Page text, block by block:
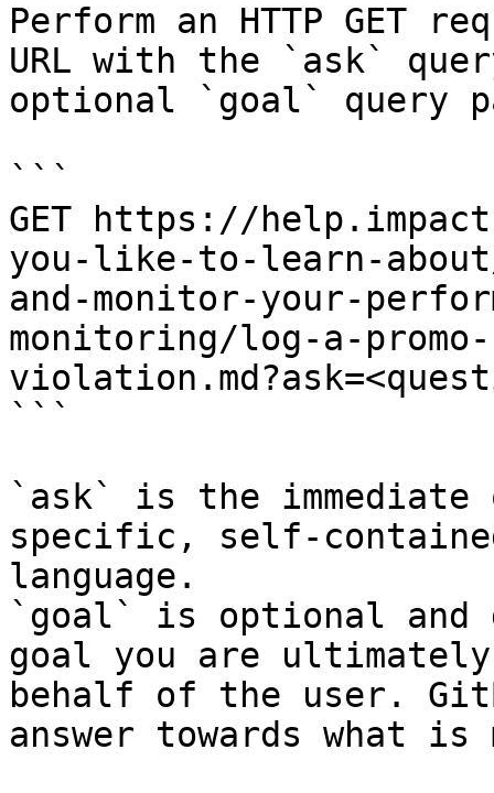
Perform an HTTP GET
URL with the `ask`
optional `goal` query
```
GET https://
you-like-to-learn-
and-monitor-your-
monitoring/log-a-
```
`ask` is the
specific, self-
language.
`goal` is optional and
goal you are
behalf of the user.
answer towards what